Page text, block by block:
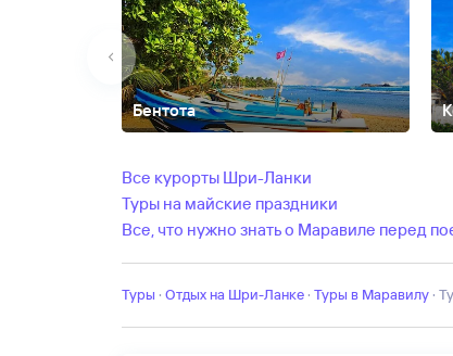
Бентота
Все курорты Шри-Ланки
Туры на майские праздники
Все, что нужно знать о Маравиле перед
Туры · Отдых на Шри-Ланке · Туры в Маравилу ·